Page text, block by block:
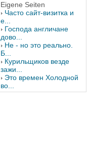
Eigene Seiten
Часто сайт-визитка и
е...
Господа англичане
дово...
Не - но это реально.
Б...
Курильщиков везде
зажи...
Это времен Холодной
во...